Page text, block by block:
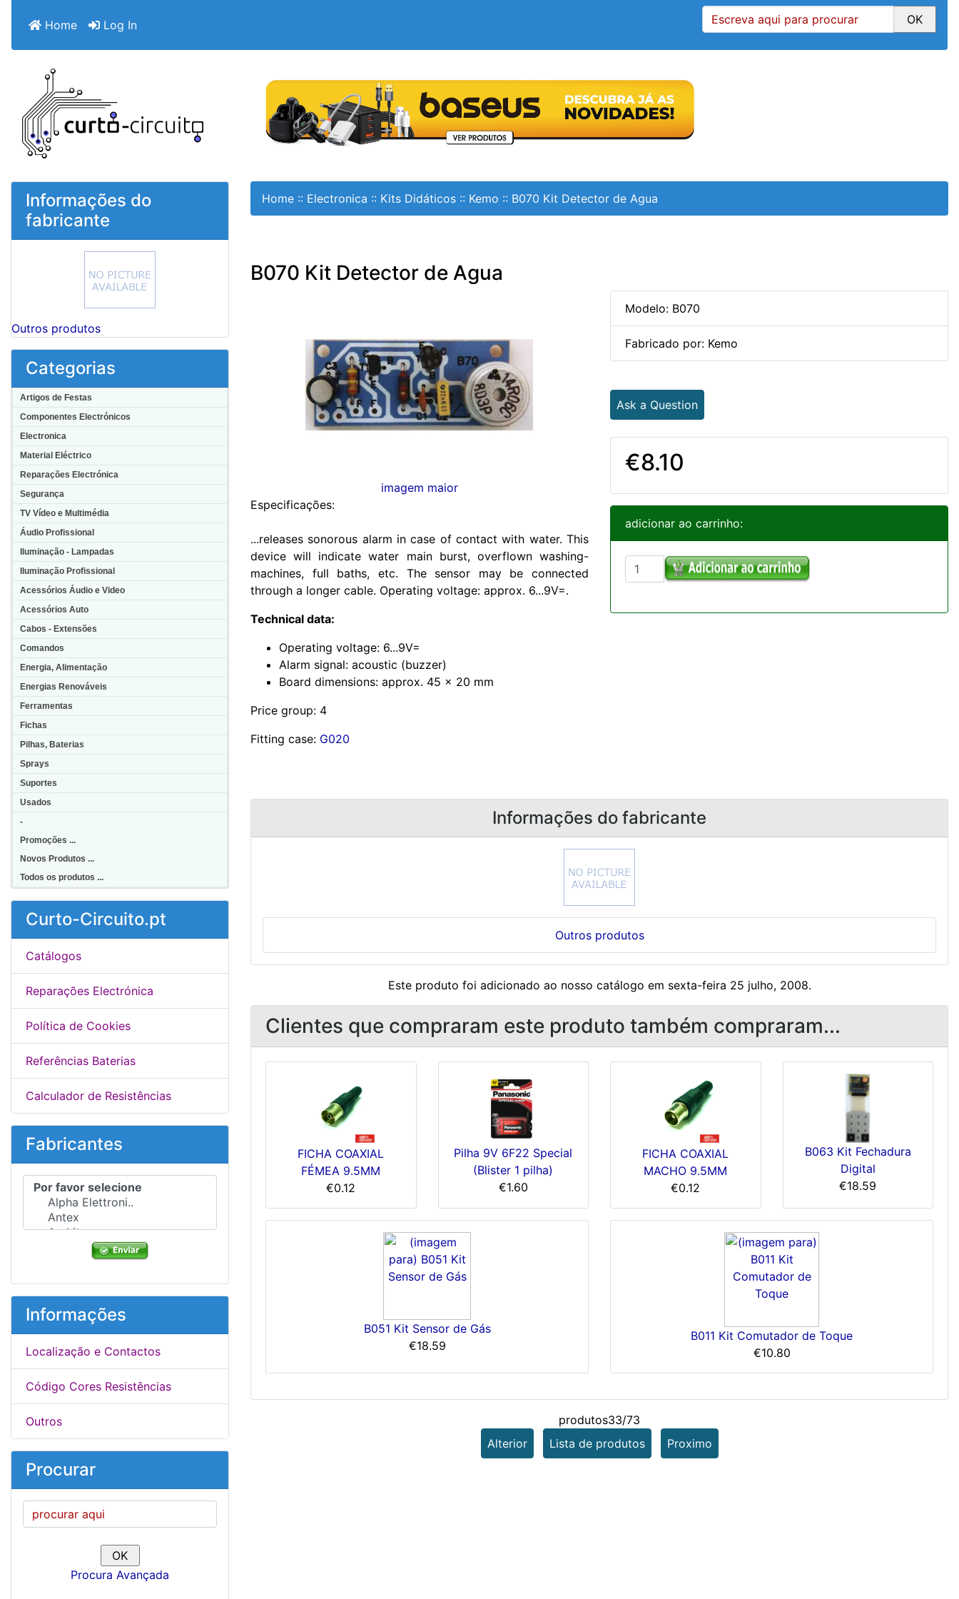
Home Log In
Informações do
fabricante
Outros produtos
Categorias
Artigos de Festas
Componentes Electrónicos
Electronica
Material Eléctrico
Reparações Electrónica
Segurança
TV Vídeo e Multimédia
Áudio Profissional
Iluminação - Lampadas
Iluminação Profissional
Acessórios Áudio e Video
Acessórios Auto
Cabos - Extensões
Comandos
Energia, Alimentação
Energias Renováveis
Ferramentas
Fichas
Pilhas, Baterias
Sprays
Suportes
Usados
-
Promoções ...
Novos Produtos ...
Todos os produtos ...
Curto-Circuito.pt
Catálogos
Reparações Electrónica
Política de Cookies
Referências Baterias
Calculador de Resistências
Fabricantes
Por favor selecione ...
Informações
Localização e Contactos
Código Cores Resistências
Outros
Procurar
Procura Avançada
Home :: Electronica :: Kits Didáticos :: Kemo :: B070 Kit Detector de Agua
B070 Kit Detector de Agua
imagem maior
Especificações:
...releases sonorous alarm in case of contact with water. This
device will indicate water main burst, overflown washing-
machines, full baths, etc. The sensor may be connected
through a longer cable. Operating voltage: approx. 6...9V=.
Technical data:
Operating voltage: 6...9V=
Alarm signal: acoustic (buzzer)
Board dimensions: approx. 45 x 20 mm
Price group: 4
Fitting case: G020
Modelo: B070
Fabricado por: Kemo
Ask a Question
€8.10
adicionar ao carrinho:
Informações do fabricante
Outros produtos
Este produto foi adicionado ao nosso catálogo em sexta-feira 25 julho, 2008.
Clientes que compraram este produto também compraram...
FICHA COAXIAL
FÉMEA 9.5MM
€0.12
Pilha 9V 6F22 Special
(Blister 1 pilha)
€1.60
FICHA COAXIAL
MACHO 9.5MM
€0.12
B063 Kit Fechadura
Digital
€18.59
B051 Kit Sensor de Gás
€18.59
B011 Kit Comutador de Toque
€10.80
produtos33/73
Alterior
Lista de produtos Proximo